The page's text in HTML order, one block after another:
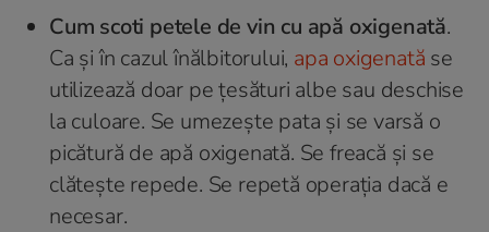
Cum scoti petele de vin cu apă oxigenată.
Ca și în cazul înălbitorului, apa oxigenată se
utilizează doar pe țesături albe sau deschise
la culoare. Se umezește pata și se varsă o
picătură de apă oxigenată. Se freacă și se
clătește repede. Se repetă operația dacă e
necesar.